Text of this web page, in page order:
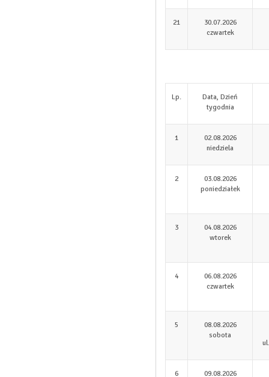
21
30.07.2026
czwartek
Lp.
Data, Dzień
tygodnia
1
02.08.2026
niedziela
2
03.08.2026
poniedziałek
3
04.08.2026
wtorek
4
06.08.2026
czwartek
5
08.08.2026
sobota
6
09.08.2026